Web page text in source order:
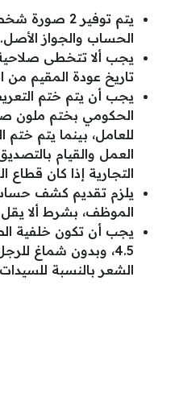
يتم توفير 2
الحساب والجواز الأصل.
تاريخ عودة المقيم من
يجب أن يتم ختم
الحكومي بختم ملون
للعامل، بينما يتم
العمل والقيام
التجارية إذا كان قطاع
يلزم تقديم كشف حساب
الموظف، بشرط ألا يقل
4.5، وبدون شماغ
الشعر بالنسبة